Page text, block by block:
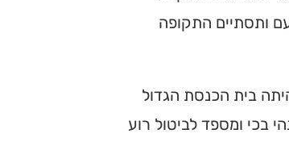
ותסתיים התקופה
בית הכנסת הגדול
בכי ומספד לביטול רוע